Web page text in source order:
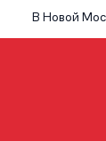
В Новой